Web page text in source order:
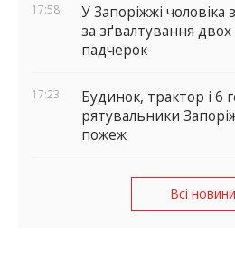
17:58
У Запоріжжі чоловіка
за зґвалтування двох
падчерок
17:23
Будинок, трактор і 6
рятувальники
пожеж
Всі новини